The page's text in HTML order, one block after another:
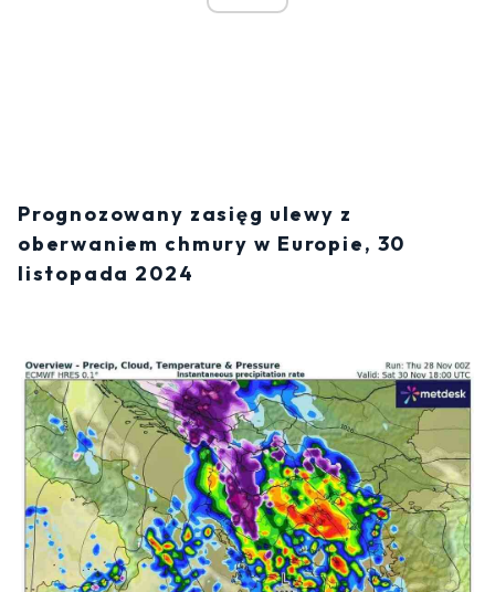
Prognozowany zasięg ulewy z
oberwaniem chmury w Europie, 30
listopada 2024